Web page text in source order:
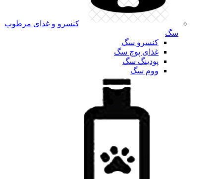
کنسرو و غذای مرطوب
سگ
کنسرو سگ
غذای پوچ سگ
پودینگ سگ
ووم سگ